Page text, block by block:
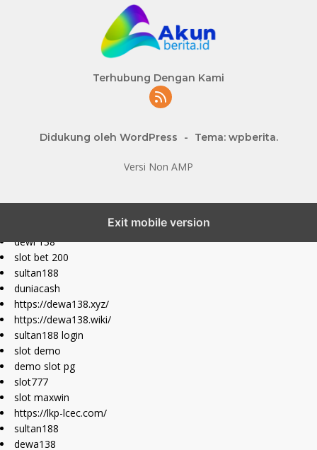
Terhubung Dengan Kami
Didukung oleh WordPress - Tema: wpberita.
Versi Non AMP
Exit mobile version
dewi 138
slot bet 200
sultan188
duniacash
https://dewa138.xyz/
https://dewa138.wiki/
sultan188 login
slot demo
demo slot pg
slot777
slot maxwin
https://lkp-lcec.com/
sultan188
dewa138